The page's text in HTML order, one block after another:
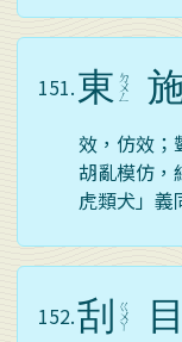
151.東 ㄉ
ㄨ
ㄥ
效，仿效；
胡亂模仿，
虎類犬」義
152.刮 ㄍ
ㄨ
ㄚ 目